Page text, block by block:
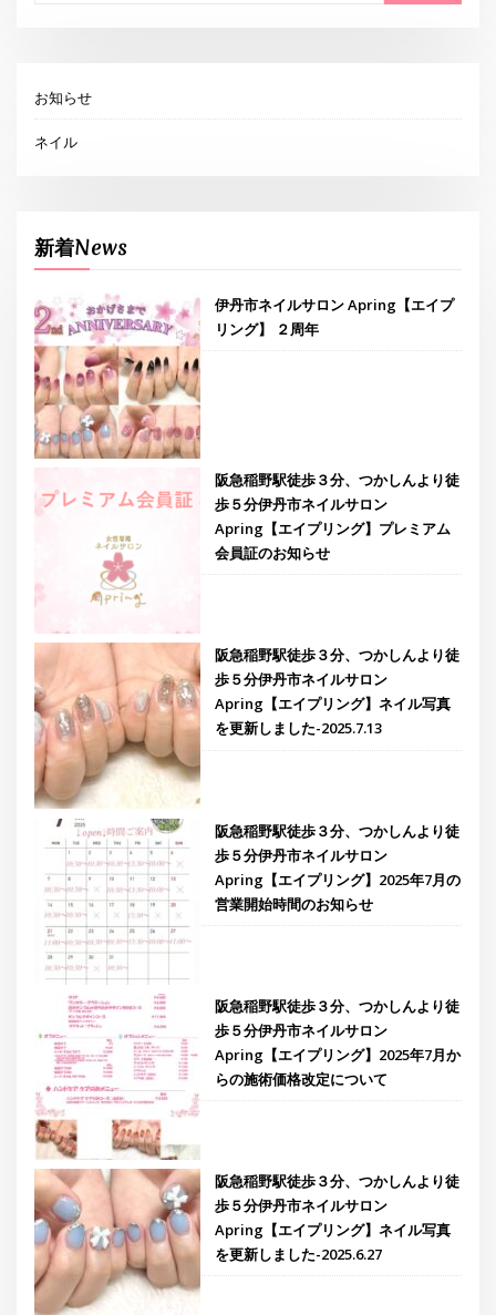
お知らせ
ネイル
新着News
伊丹市ネイルサロン Apring【エイプ
リング】 ２周年
阪急稲野駅徒歩３分、つかしんより徒
歩５分伊丹市ネイルサロン
Apring【エイプリング】プレミアム
会員証のお知らせ
阪急稲野駅徒歩３分、つかしんより徒
歩５分伊丹市ネイルサロン
Apring【エイプリング】ネイル写真
を更新しました-2025.7.13
阪急稲野駅徒歩３分、つかしんより徒
歩５分伊丹市ネイルサロン
Apring【エイプリング】2025年7月の
営業開始時間のお知らせ
阪急稲野駅徒歩３分、つかしんより徒
歩５分伊丹市ネイルサロン
Apring【エイプリング】2025年7月か
らの施術価格改定について
阪急稲野駅徒歩３分、つかしんより徒
歩５分伊丹市ネイルサロン
Apring【エイプリング】ネイル写真
を更新しました-2025.6.27